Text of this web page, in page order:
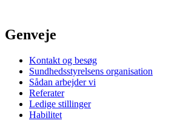
Genveje
Kontakt og besøg
Sundhedsstyrelsens organisation
Sådan arbejder vi
Referater
Ledige stillinger
Habilitet